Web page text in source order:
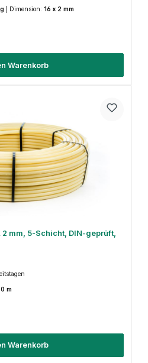
Dimension: 16 x 2 mm
Warenkorb
2 mm, 5-Schicht, DIN-geprüft,
m
Warenkorb